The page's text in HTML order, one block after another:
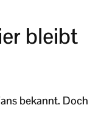
bleibt
bekannt. Doch